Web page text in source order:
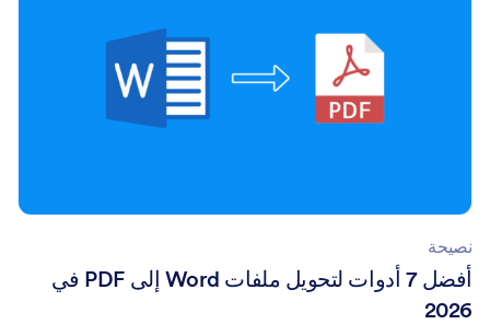
نصيحة
أفضل 7 أدوات لتحويل ملفات Word إلى PDF في
2026